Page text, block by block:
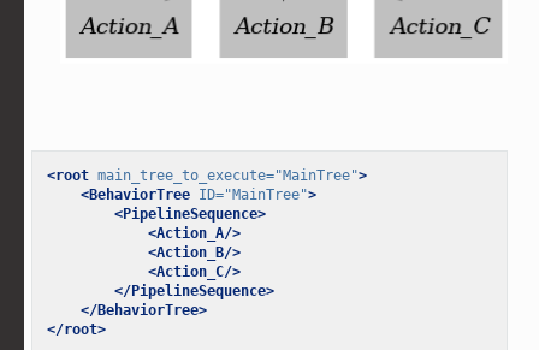
<root main_tree_to_execute="MainTree">
<BehaviorTree ID="MainTree">
<PipelineSequence>
<Action_A/>
<Action_B/>
<Action_C/>
</PipelineSequence>
</BehaviorTree>
</root>